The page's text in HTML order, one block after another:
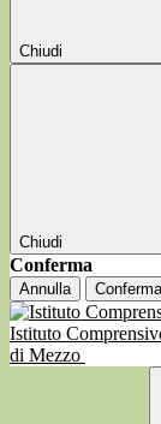
Chiudi
Chiudi
Conferma
Annulla Conferma
Istituto
di Mezzo